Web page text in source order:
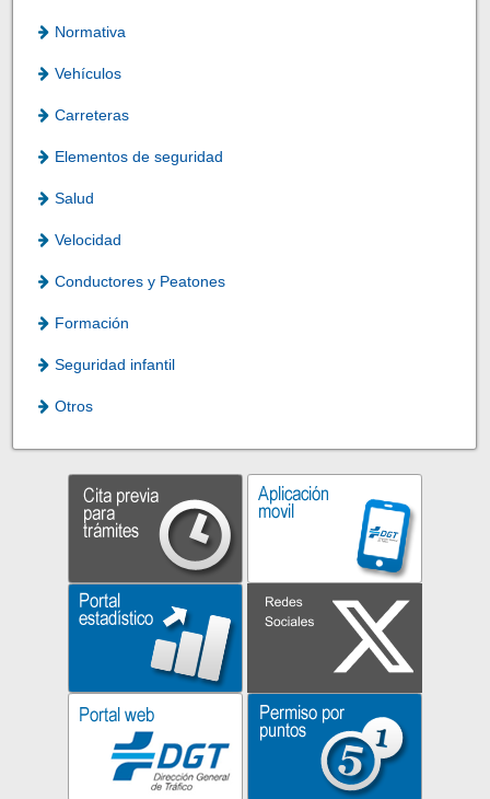
Normativa
Vehículos
Carreteras
Elementos de seguridad
Salud
Velocidad
Conductores y Peatones
Formación
Seguridad infantil
Otros